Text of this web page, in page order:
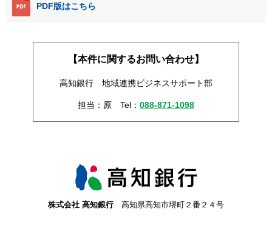
PDF版はこちら
【本件に関するお問い合わせ】
高知銀行 地域連携ビジネスサポート部
担当：原 Tel： 088-871-1098
株式会社 高知銀行高知県高知市堺町２番２４号